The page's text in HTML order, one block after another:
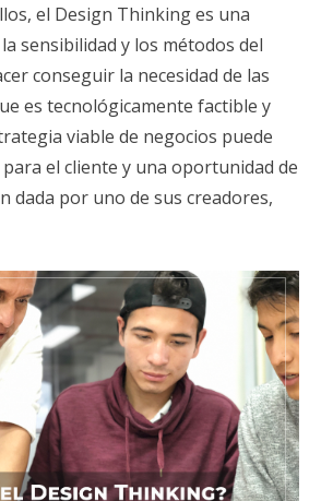
el Design Thinking es una
sensibilidad y los métodos del
conseguir la necesidad de las
es tecnológicamente factible y
viable de negocios puede
el cliente y una oportunidad de
dada por uno de sus creadores,